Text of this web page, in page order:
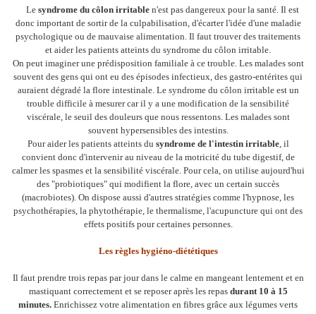
Le syndrome du côlon irritablen'est pas dangereux pour la santé. Il est
donc important de sortir de la culpabilisation, d'écarter l'idée d'une maladie
psychologique ou de mauvaise alimentation. Il faut trouver des traitements
et aider les patients atteints du syndrome du côlon irritable.
On peut imaginer une prédisposition familiale à ce trouble. Les malades sont
souvent des gens qui ont eu des épisodes infectieux, des gastro-entérites qui
auraient dégradé la flore intestinale. Le syndrome du côlon irritable est un
trouble difficile à mesurer car il y a une modification de la sensibilité
viscérale, le seuil des douleurs que nous ressentons. Les malades sont
souvent hypersensibles des intestins.
Pour aider les patients atteints du syndrome de l'intestin irritable, il
convient donc d'intervenir au niveau de la motricité du tube digestif, de
calmer les spasmes et la sensibilité viscérale. Pour cela, on utilise aujourd'hui
des "probiotiques" qui modifient la flore, avec un certain succès
(macrobiotes). On dispose aussi d'autres stratégies comme l'hypnose, les
psychothérapies, la phytothérapie, le thermalisme, l'acupuncture qui ont des
effets positifs pour certaines personnes.
Les règles hygiéno-diététiques
Il faut prendre trois repas par jour dans le calme en mangeant lentement et en
mastiquant correctement et se reposer après les repas durant 10 à 15
minutes. Enrichissez votre alimentation en fibres grâce aux légumes verts